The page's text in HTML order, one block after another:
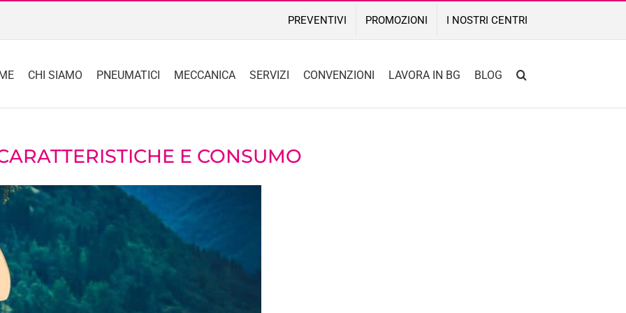
PREVENTIVI PROMOZIONI I NOSTRI CENTRI
CHI SIAMO PNEUMATICI MECCANICA SERVIZI CONVENZIONI LAVORA IN BG BLOG
E CONSUMO